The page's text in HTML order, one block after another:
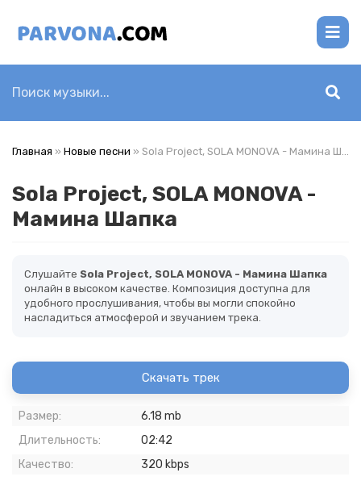
Главная » Новые песни » Sola Project, SOLA MONOVA - Мамина Шапка
Sola Project, SOLA MONOVA -
Мамина Шапка
Слушайте Sola Project, SOLA MONOVA - Мамина Шапка
онлайн в высоком качестве. Композиция доступна для
удобного прослушивания, чтобы вы могли спокойно
насладиться атмосферой и звучанием трека.
Скачать трек
Размер:
6.18 mb
Длительность:
02:42
Качество:
320 kbps